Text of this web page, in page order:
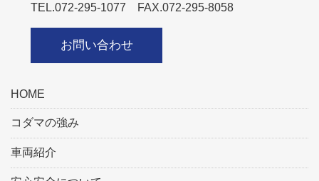
TEL.072-295-1077 FAX.072-295-8058
お問い合わせ
HOME
コダマの強み
車両紹介